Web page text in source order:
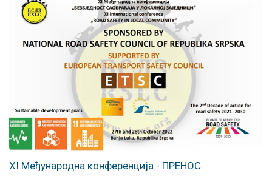
XI Међународна конференција - ПРЕНОС